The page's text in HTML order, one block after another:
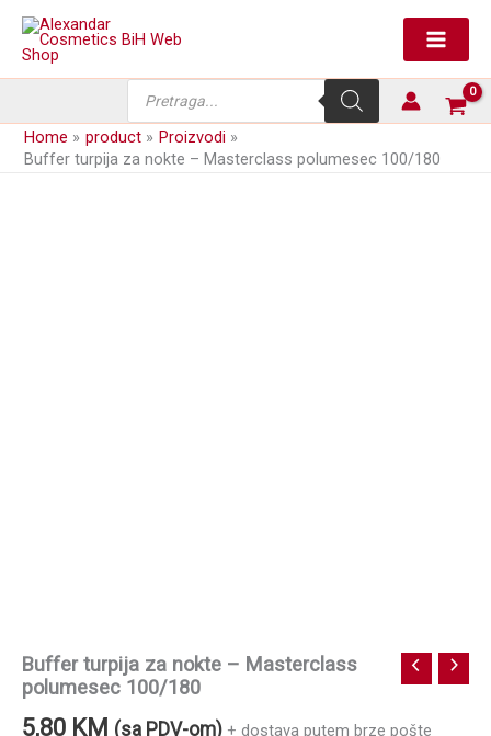
Skip
content
search
Home product
Proizvodi
Buffer turpija za nokte – Masterclass polumesec 100/180
Buffer turpija za nokte – Masterclass
polumesec 100/180
5,80 KM (sa PDV-om) + dostava putem brze pošte